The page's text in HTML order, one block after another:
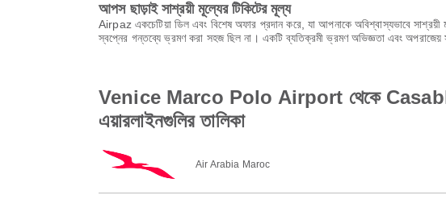
আপস ছাড়াই সাশ্রয়ী মূল্যের টিকিটের মূল্য
Airpaz একচেটিয়া ডিল এবং বিশেষ অফার প্রদান করে, যা আপনাকে অবিশ্বাস্যভাবে
স্বপ্নের গন্তব্যে ভ্রমণ করা সহজ ছিল না। একটি ব্যতিক্রমী ভ্রমণ অভিজ্ঞতা এবং
Venice Marco Polo Airport থেকে
এয়ারলাইনগুলির তালিকা
Air Arabia Maroc